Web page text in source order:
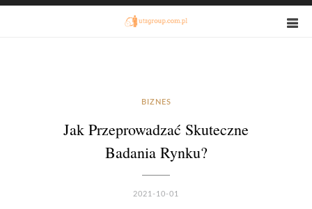
BIZNES
Jak Przeprowadzać Skuteczne
Badania Rynku?
2021-10-01